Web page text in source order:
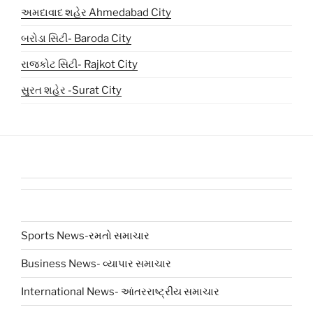
અમદાવાદ શહેર Ahmedabad City
બરોડા સિટી- Baroda City
રાજકોટ સિટી- Rajkot City
સુરત શહેર -Surat City
Sports News-રમતો સમાચાર
Business News- વ્યાપાર સમાચાર
International News- આંતરરાષ્ટ્રીય સમાચાર